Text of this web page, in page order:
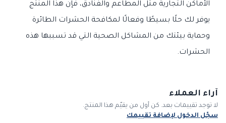
الأماكن التجارية مثل المطاعم والفنادق، فإن هذا المنتج
يوفر لك حلًا بسيطًا وفعالًا لمكافحة الحشرات الطائرة
وحماية بيئتك من المشاكل الصحية التي قد تسببها هذه
الحشرات.
آراء العملاء
لا توجد تقييمات بعد. كن أول من يقيّم هذا المنتج.
سجّل الدخول لإضافة تقييمك